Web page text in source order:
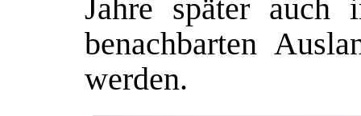
Jahre später auch
benachbarten
werden.